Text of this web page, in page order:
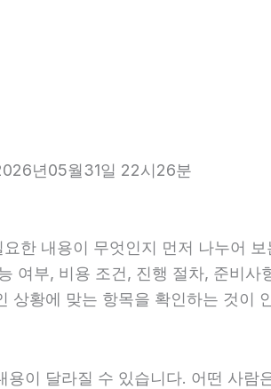
년05월31일 22시26분
한 내용이 무엇인지 먼저 나누어
여부, 비용 조건, 진행 절차, 준비
상황에 맞는 항목을 확인하는 것이
용이 달라질 수 있습니다. 어떤 사